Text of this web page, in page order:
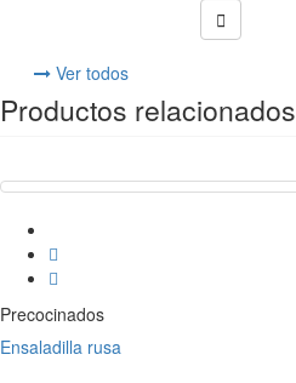

Ver todos
Productos relacionados
Precocinados
Ensaladilla rusa